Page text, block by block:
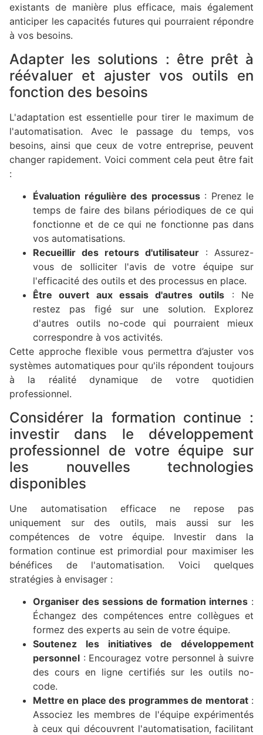
existants de manière plus efficace, mais également
anticiper les capacités futures qui pourraient répondre
à vos besoins.
Adapter les solutions : être prêt à
réévaluer et ajuster vos outils en
fonction des besoins
L'adaptation est essentielle pour tirer le maximum de
l'automatisation. Avec le passage du temps, vos
besoins, ainsi que ceux de votre entreprise, peuvent
changer rapidement. Voici comment cela peut être fait
:
Évaluation régulière des processus: Prenez le
temps de faire des bilans périodiques de ce qui
fonctionne et de ce qui ne fonctionne pas dans
vos automatisations.
Recueillir des retours d'utilisateur : Assurez-
vous de solliciter l'avis de votre équipe sur
l'efficacité des outils et des processus en place.
Être ouvert aux essais d'autres outils : Ne
restez pas figé sur une solution. Explorez
d'autres outils no-code qui pourraient mieux
correspondre à vos activités.
Cette approche flexible vous permettra d’ajuster vos
systèmes automatiques pour qu'ils répondent toujours
à la réalité dynamique de votre quotidien
professionnel.
Considérer la formation continue :
investir dans le développement
professionnel de votre équipe sur
les nouvelles technologies
disponibles
Une automatisation efficace ne repose pas
uniquement sur des outils, mais aussi sur les
compétences de votre équipe. Investir dans la
formation continue est primordial pour maximiser les
bénéfices de l'automatisation. Voici quelques
stratégies à envisager :
Organiser des sessions de formation internes :
Échangez des compétences entre collègues et
formez des experts au sein de votre équipe.
Soutenez les initiatives de développement
personnel : Encouragez votre personnel à suivre
des cours en ligne certifiés sur les outils no-
code.
Mettre en place des programmes de mentorat:
Associez les membres de l'équipe expérimentés
à ceux qui découvrent l'automatisation, facilitant